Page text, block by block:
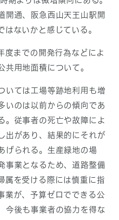
開通、阪急西山天王山駅開
はないかと感じている。
での開発行為などによ
共用地面積について。
ては工場等跡地利用も増
いのは以前からの傾向であ
。従事者の死亡や故障によ
出があり、結果的にそれが
げられる。生産緑地の場
事業となるため、道路整備
属を受ける際には慎重に指
業が、予算ゼロでできる公
今後も事業者の協力を得な